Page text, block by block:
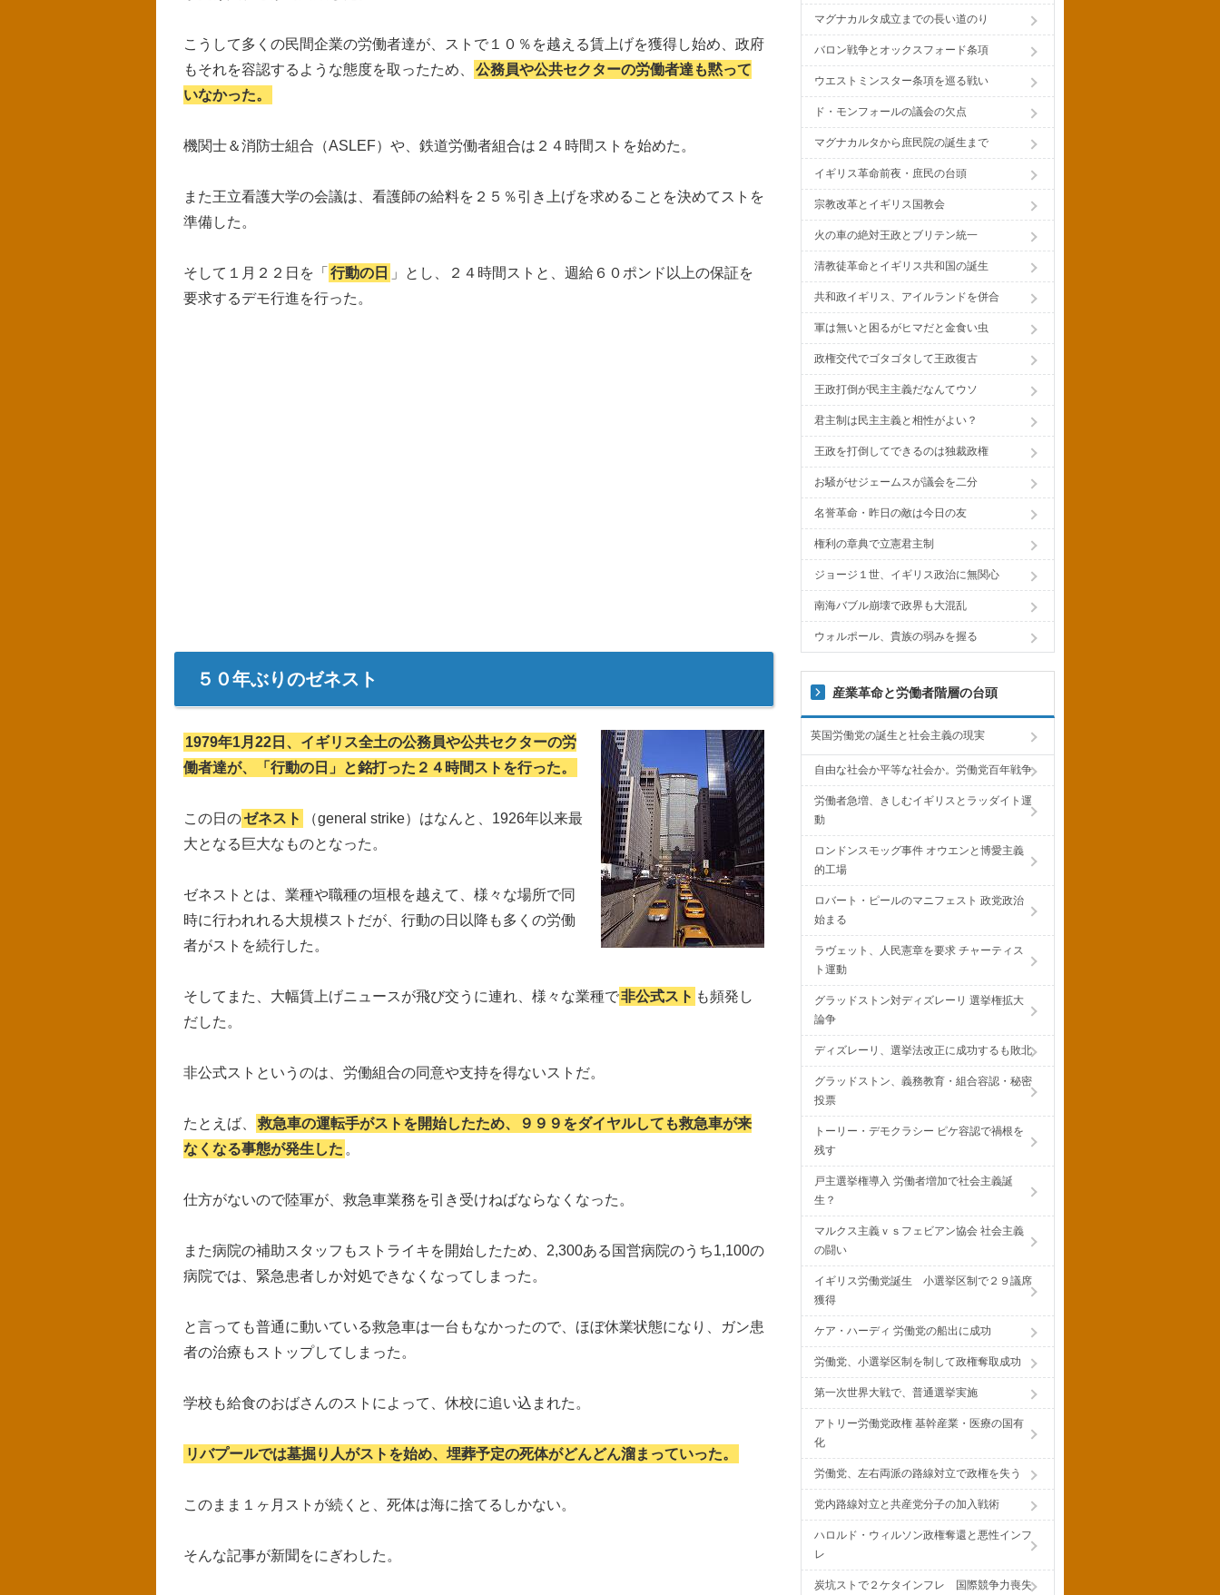
こうして多くの民間企業の労働者達が、ストで１０％を越える賃上げを獲得し始め、政府
もそれを容認するような態度を取ったため、
公務員や公共セクターの労働者達も黙って
いなかった。
機関士＆消防士組合（ASLEF）や、鉄道労働者組合は２４時間ストを始めた。
また王立看護大学の会議は、看護師の給料を２５％引き上げを求めることを決めてストを
準備した。
そして１月２２日を「 行動の日
」とし、２４時間ストと、週給６０ポンド以上の保証を
要求するデモ行進を行った。
５０年ぶりのゼネスト
1979年1月22日、イギリス全土の公務員や公共セクターの労
働者達が、「行動の日」と銘打った２４時間ストを行った。
この日のゼネスト
（general strike）はなんと、1926年以来最
大となる巨大なものとなった。
ゼネストとは、業種や職種の垣根を越えて、様々な場所で同
時に行われれる大規模ストだが、行動の日以降も多くの労働
者がストを続行した。
そしてまた、大幅賃上げニュースが飛び交うに連れ、様々な業種で非公式スト も頻発し
だした。
非公式ストというのは、労働組合の同意や支持を得ないストだ。
たとえば、
救急車の運転手がストを開始したため、９９９をダイヤルしても救急車が来
なくなる事態が発生した 。
仕方がないので陸軍が、救急車業務を引き受けねばならなくなった。
また病院の補助スタッフもストライキを開始したため、2,300ある国営病院のうち1,100の
病院では、緊急患者しか対処できなくなってしまった。
と言っても普通に動いている救急車は一台もなかったので、ほぼ休業状態になり、ガン患
者の治療もストップしてしまった。
学校も給食のおばさんのストによって、休校に追い込まれた。
リバプールでは墓掘り人がストを始め、埋葬予定の死体がどんどん溜まっていった。
このまま１ヶ月ストが続くと、死体は海に捨てるしかない。
そんな記事が新聞をにぎわした。
マグナカルタ成立までの長い道のり
バロン戦争とオックスフォード条項
ウエストミンスター条項を巡る戦い
ド・モンフォールの議会の欠点
マグナカルタから庶民院の誕生まで
イギリス革命前夜・庶民の台頭
宗教改革とイギリス国教会
火の車の絶対王政とブリテン統一
清教徒革命とイギリス共和国の誕生
共和政イギリス、アイルランドを併合
軍は無いと困るがヒマだと金食い虫
政権交代でゴタゴタして王政復古
王政打倒が民主主義だなんてウソ
君主制は民主主義と相性がよい？
王政を打倒してできるのは独裁政権
お騒がせジェームスが議会を二分
名誉革命・昨日の敵は今日の友
権利の章典で立憲君主制
ジョージ１世、イギリス政治に無関心
南海バブル崩壊で政界も大混乱
ウォルポール、貴族の弱みを握る
産業革命と労働者階層の台頭
英国労働党の誕生と社会主義の現実
自由な社会か平等な社会か。労働党百年戦争
労働者急増、きしむイギリスとラッダイト運
動
ロンドンスモッグ事件 オウエンと博愛主義
的工場
ロバート・ピールのマニフェスト 政党政治
始まる
ラヴェット、人民憲章を要求 チャーティス
ト運動
グラッドストン対ディズレーリ 選挙権拡大
論争
ディズレーリ、選挙法改正に成功するも敗北
グラッドストン、義務教育・組合容認・秘密
投票
トーリー・デモクラシー ピケ容認で禍根を
残す
戸主選挙権導入 労働者増加で社会主義誕
生？
マルクス主義ｖｓフェビアン協会 社会主義
の闘い
イギリス労働党誕生 小選挙区制で２９議席
獲得
ケア・ハーディ 労働党の船出に成功
労働党、小選挙区制を制して政権奪取成功
第一次世界大戦で、普通選挙実施
アトリー労働党政権 基幹産業・医療の国有
化
労働党、左右両派の路線対立で政権を失う
党内路線対立と共産党分子の加入戦術
ハロルド・ウィルソン政権奪還と悪性インフ
レ
炭坑ストで２ケタインフレ 国際競争力喪失